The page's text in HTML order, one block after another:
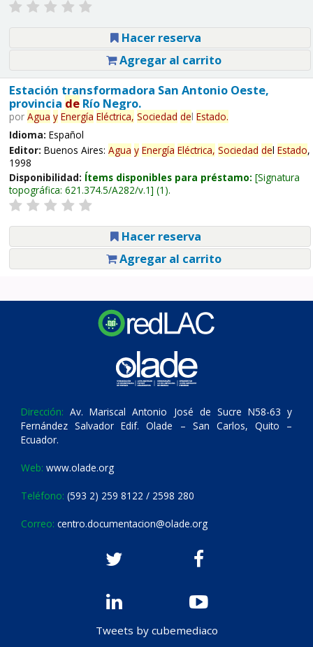
Hacer reserva
Agregar al carrito
Estación transformadora San Antonio Oeste,
provincia deRío Negro.
por Agua y Energía Eléctrica, Sociedad del Estado.
Idioma: Español
Editor: Buenos Aires: Agua y Energía Eléctrica, Sociedad del Estado,
1998
Disponibilidad: Ítems disponibles para préstamo: Signatura
topográfica: 621.374.5/A282/v.1 (1).
Hacer reserva
Agregar al carrito
Dirección: Av. Mariscal Antonio José de Sucre N58-63 y
Fernández Salvador Edif. Olade – San Carlos, Quito –
Ecuador.
Web: www.olade.org
Teléfono: (593 2) 259 8122 / 2598 280
Correo: centro.documentacion@olade.org
Tweets by cubemediaco